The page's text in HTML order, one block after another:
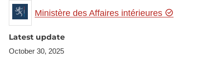
Les schémas directeurs couvrant l’ensemble des
zones soumises à l’élaboration d’un plan
d’aménagement particulier „nouveau quartier“ sont
également mis à disposition tout comme les plans
Ministère des Affaires intérieures
Latest update
October 30, 2025